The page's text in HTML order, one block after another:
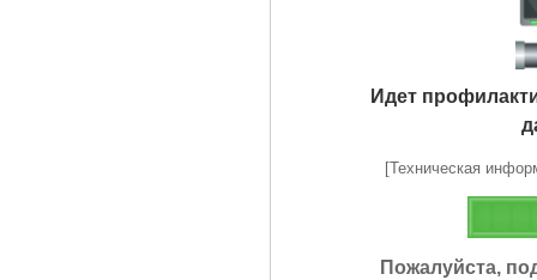
Идет
[Техническая
Пожалуйста,